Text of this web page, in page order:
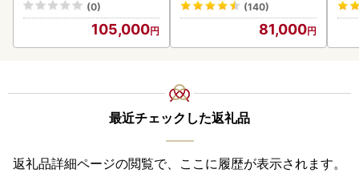
(0)
105,000
(140)
81,000
最近チェックした返礼品
返礼品詳細ページの閲覧で、ここに履歴が表示されます。